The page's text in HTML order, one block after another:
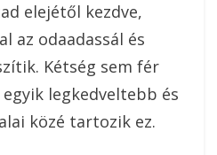
elejétől kezdve,
az odaadassál és
Kétség sem fér
legkedveltebb és
közé tartozik ez.